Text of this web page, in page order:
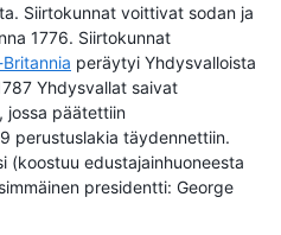
Siirtokunnat voittivat sodan ja
1776. Siirtokunnat
peräytyi Yhdysvalloista
Yhdysvallat saivat
jossa päätettiin
perustuslakia täydennettiin.
(koostuu edustajainhuoneesta
presidentti: George